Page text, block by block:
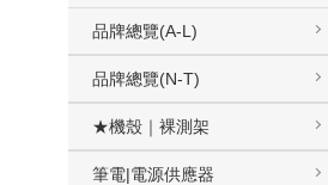
品牌總覽(A-L)
品牌總覽(N-T)
★機殼｜裸測架
筆電|電源供應器